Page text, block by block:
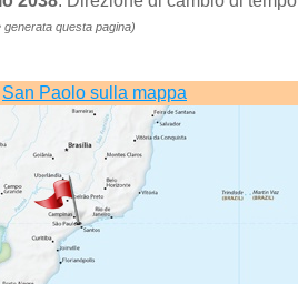
questa pagina)
San Paolo sulla mappa